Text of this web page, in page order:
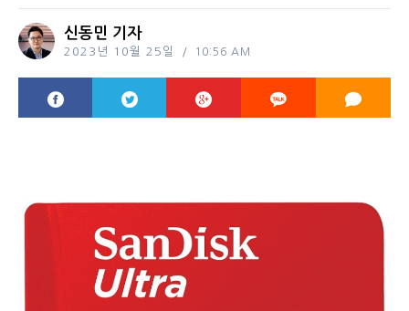
신동민 기자
2023년 10월 25일 10:56 AM